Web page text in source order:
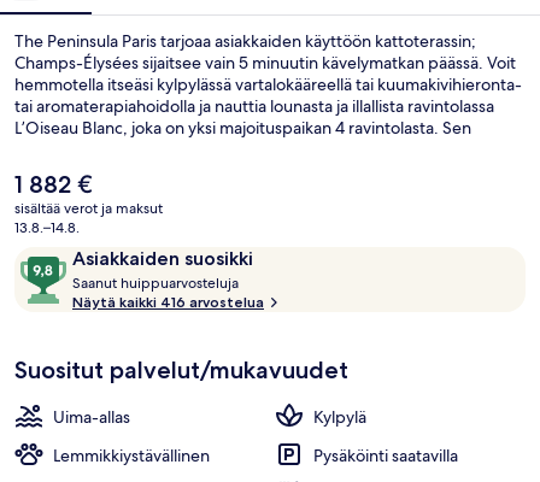
The Peninsula Paris tarjoaa asiakkaiden käyttöön kattoterassin;
Champs-Élysées sijaitsee vain 5 minuutin kävelymatkan päässä. Voit
hemmotella itseäsi kylpylässä vartalokääreellä tai kuumakivihieronta-
tai aromaterapiahoidolla ja nauttia lounasta ja illallista ravintolassa
L’Oiseau Blanc, joka on yksi majoituspaikan 4 ravintolasta. Sen
palatsin palveluihin kuuluu 2 baaria/loungea, sisäuima-allas ja
kuntokeskus. Matkailijat arvostavat majoituspaikan avuliasta
henkilökuntaa. Julkisen liikenteen yhteydet sijaitsevat vain lyhyen
kävelymatkan päässä: Kleberin asema sijaitsee vain muutaman
askeleen päässä ja Boissièren asema 7 minuutin kävelymatkan
päässä.
Nykyinen
hinta
on
1 882 €
sisältää verot ja maksut
13.8.–14.8.
ArvostelutAsiakkaiden suosikki
9,8
kautta
10,
suosikki
Saanut huippuarvosteluja
a
u
Näytä kaikki 416 arvostelua
Suositut palvelut/mukavuudet
Uima-allas
Kylpylä
Lemmikkiystävällinen
Pysäköinti saatavilla